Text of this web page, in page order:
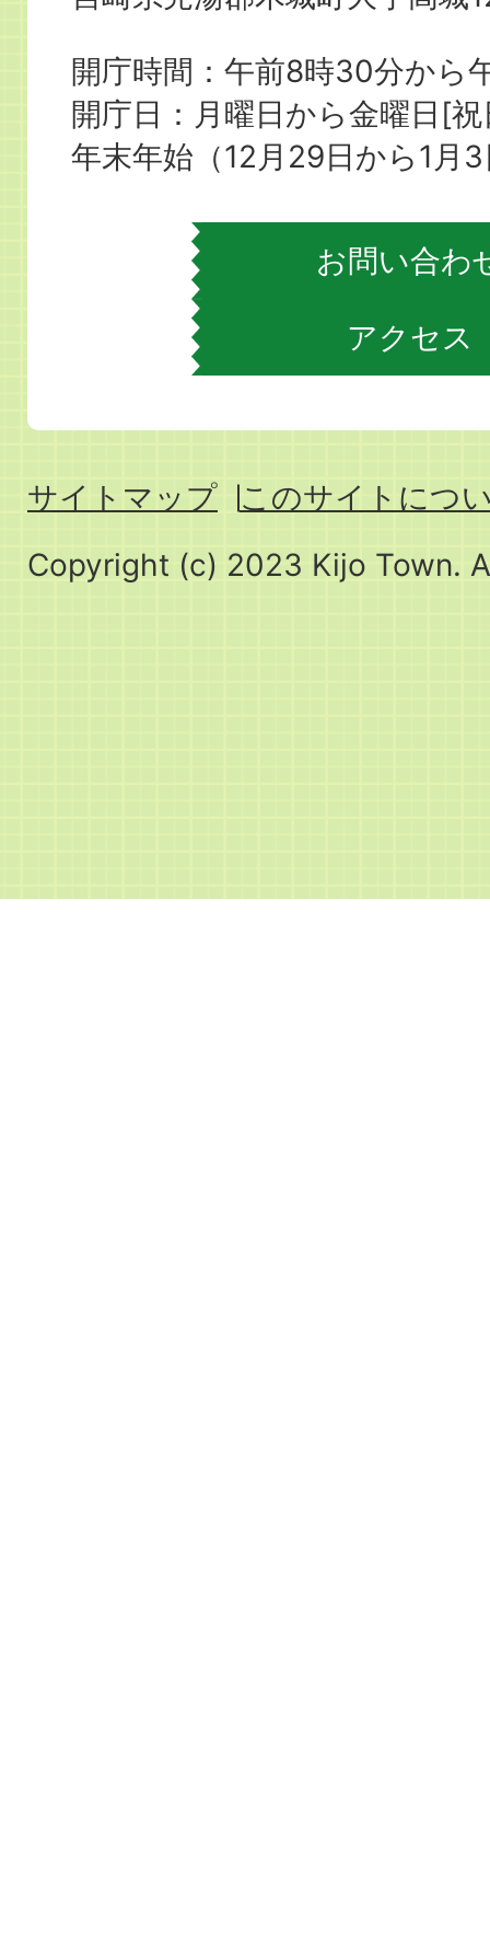
町
役
場
開庁時間：午前8時30分から
開庁日：月曜日から金曜日[
年末年始（12月29日から1月
お問い合わ
アクセス
サイトマップ
このサイトにつ
Copyright (c) 2023 Kijo Town.